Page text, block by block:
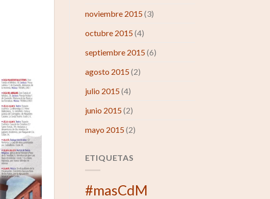
noviembre 2015(3)
octubre 2015(4)
septiembre 2015(6)
agosto 2015(2)
julio 2015(4)
junio 2015(2)
mayo 2015(2)
ETIQUETAS
#masCdM